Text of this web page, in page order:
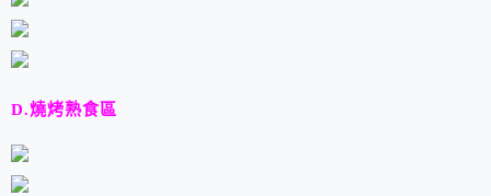
D.燒烤熟食區